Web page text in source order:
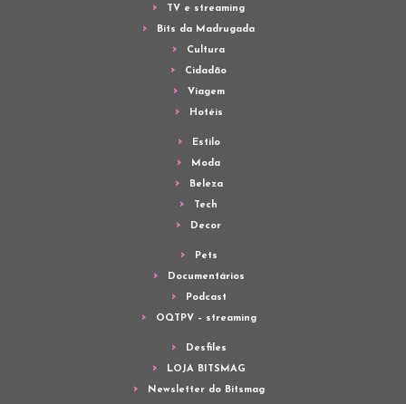
TV e streaming
Bits da Madrugada
Cultura
Cidadão
Viagem
Hotéis
Estilo
Moda
Beleza
Tech
Decor
Pets
Documentários
Podcast
OQTPV – streaming
Desfiles
LOJA BITSMAG
Newsletter do Bitsmag